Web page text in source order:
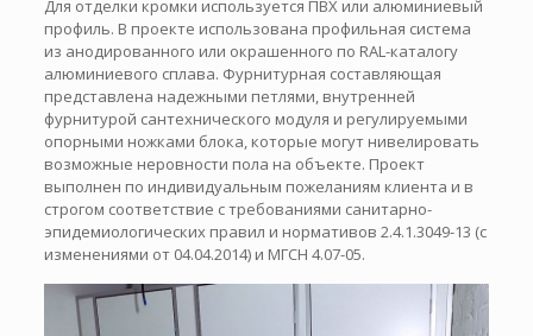
Для отделки кромки используется ПВХ или алюминиевый
профиль. В проекте использована профильная система
из анодированного или окрашенного по RAL-каталогу
алюминиевого сплава. Фурнитурная составляющая
представлена надежными петлями, внутренней
фурнитурой сантехнического модуля и регулируемыми
опорными ножками блока, которые могут нивелировать
возможные неровности пола на объекте. Проект
выполнен по индивидуальным пожеланиям клиента и в
строгом соответствие с требованиями санитарно-
эпидемиологических правил и нормативов 2.4.1.3049-13 (с
изменениями от 04.04.2014) и МГСН 4.07-05.